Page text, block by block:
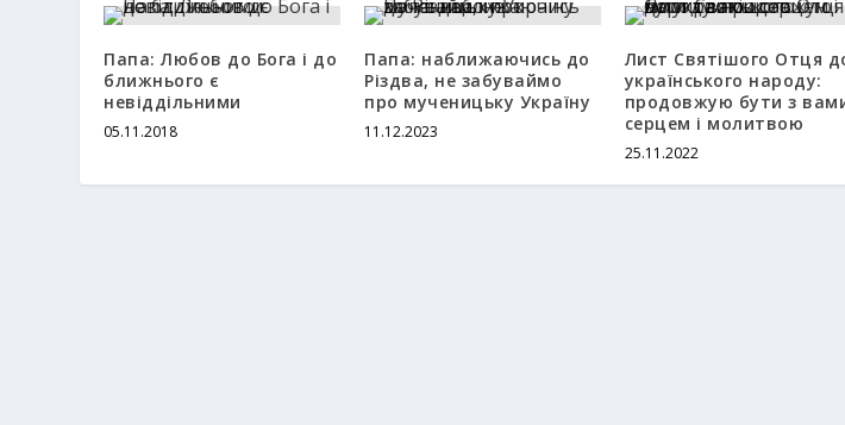
Папа: Любов до Бога і до
ближнього є
невіддільними
05.11.2018
Папа: наближаючись до
Різдва, не забуваймо
про мученицьку Україну
11.12.2023
Лист Святішого Отця
українського народу:
продовжую бути з
серцем і молитвою
25.11.2022